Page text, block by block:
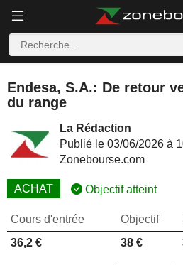
Endesa, S.A.: De retour
du range
La Rédaction
Publié le 03/06/2026 à
Zonebourse.com
ACHAT Objectif atteint
Cours d'entrée Objectif
36,2 €
38 €